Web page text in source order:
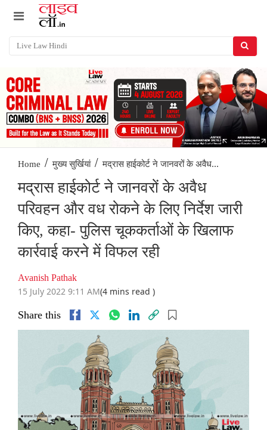
Home / मुख्य सुर्खियां / मद्रास हाईकोर्ट ने जानवरों के अवैध...
मद्रास हाईकोर्ट ने जानवरों के अवैध
परिवहन और वध रोकने के लिए निर्देश जारी
किए, कहा- पुलिस चूककर्ताओं के खिलाफ
कार्रवाई करने में विफल रही
Avanish Pathak
15 July 2022 9:11 AM(4 mins read )
Share this